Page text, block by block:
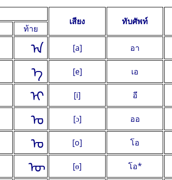
เสียง ทับศัพท์
ท้าย
ᠠ [a] อา
ᠡ [e] เอ
ᠢ [i] อี
ᠣ [ɔ] ออ
ᠤ [o] โอ
ᠥ [ɵ] โอ*